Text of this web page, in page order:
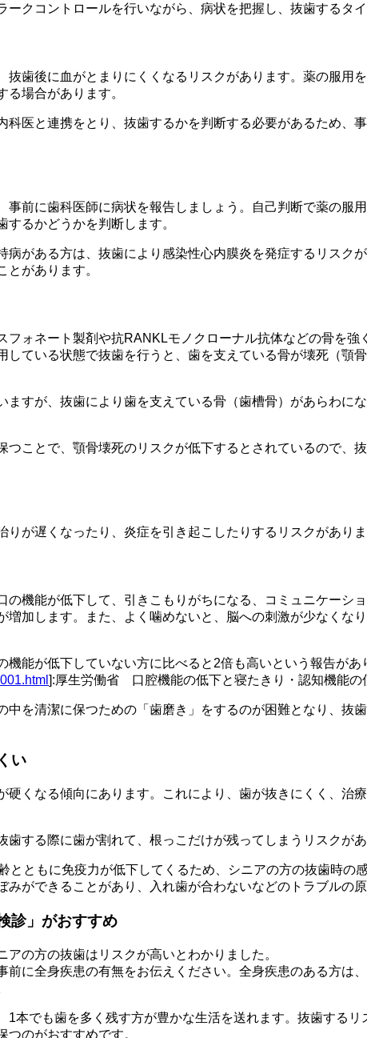
クコントロールを行いながら、病状を把握し、抜歯するタイ
抜歯後に血がとまりにくくなるリスクがあります。薬の服用
場合があります。
科医と連携をとり、抜歯するかを判断する必要があるため、
事前に歯科医師に病状を報告しましょう。自己判断で薬の服
るかどうかを判断します。
病がある方は、抜歯により感染性心内膜炎を発症するリスク
とがあります。
フォネート製剤や抗RANKLモノクローナル抗体などの骨を強
ている状態で抜歯を行うと、歯を支えている骨が壊死（顎
ますが、抜歯により歯を支えている骨（歯槽骨）があらわに
つことで、顎骨壊死のリスクが低下するとされているので、
が遅くなったり、炎症を引き起こしたりするリスクがありま
機能が低下して、引きこもりがちになる、コミュニケーシ
増加します。また、よく噛めないと、脳への刺激が少なくな
機能が低下していない方に比べると2倍も高いという報告があ
]:厚生労働省 口腔機能の低下と寝たきり・認知機能の
中を清潔に保つための「歯磨き」をするのが困難となり、抜
い
硬くなる傾向にあります。これにより、歯が抜きにくく、治
する際に歯が割れて、根っこだけが残ってしまうリスクがあ
とともに免疫力が低下してくるため、シニアの方の抜歯時の
ができることがあり、入れ歯が合わないなどのトラブルの原
診」がおすすめ
の方の抜歯はリスクが高いとわかりました。
前に全身疾患の有無をお伝えください。全身疾患のある方は
1本でも歯を多く残す方が豊かな生活を送れます。抜歯する
のがおすすめです。